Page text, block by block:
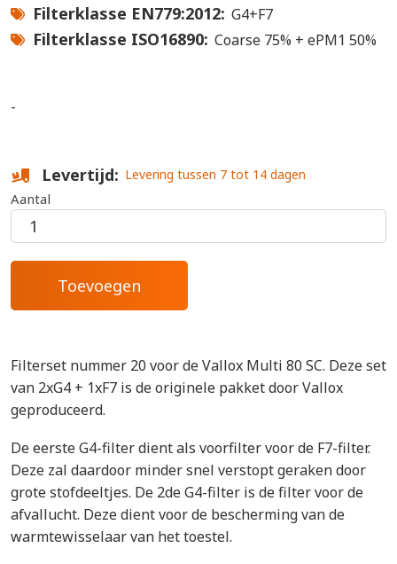
Filterklasse EN779:2012 G4+F7
Filterklasse ISO16890 Coarse 75% + ePM1 50%
-
Levertijd Levering tussen 7 tot 14 dagen
Aantal
Filterset nummer 20 voor de Vallox Multi 80 SC. Deze set
van 2xG4 + 1xF7 is de originele pakket door Vallox
geproduceerd.
De eerste G4-filter dient als voorfilter voor de F7-filter.
Deze zal daardoor minder snel verstopt geraken door
grote stofdeeltjes. De 2de G4-filter is de filter voor de
afvallucht. Deze dient voor de bescherming van de
warmtewisselaar van het toestel.